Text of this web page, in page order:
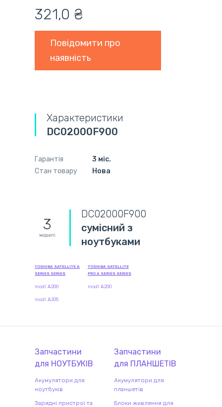
321,0 ₴
Повідомити про
наявність
Характеристики
DC02000F900
Гарантія
3 міс.
Стан товару
Нова
3
моделі
DC02000F900
сумісний з
ноутбуками
TOSHIBA SATELLITE A
SERIES SERIES
modl A200
modl A205
TOSHIBA SATELLITE
PRO A SERIES SERIES
modl A200
Запчастини
для НОУТБУКІВ
Акумулятори для
ноутбуків
Зарядні пристрої та
Запчастини
для ПЛАНШЕТІВ
Акумулятори для
планшетів
Блоки живлення для